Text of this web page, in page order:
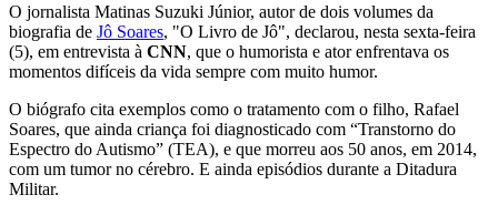
O jornalista Matinas Suzuki Júnior, autor de dois volumes da
biografia de Jô Soares, "O Livro de Jô", declarou, nesta sexta-feira
(5), em entrevista à CNN, que o humorista e ator enfrentava os
momentos difíceis da vida sempre com muito humor.
O biógrafo cita exemplos como o tratamento com o filho, Rafael
Soares, que ainda criança foi diagnosticado com “Transtorno do
Espectro do Autismo” (TEA), e que morreu aos 50 anos, em 2014,
com um tumor no cérebro. E ainda episódios durante a Ditadura
Militar.